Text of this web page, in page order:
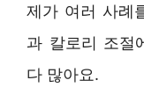
제가 여러 사례
과 칼로리 조절
다 많아요.